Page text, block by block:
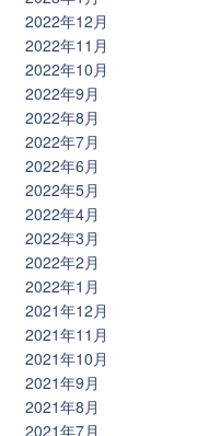
2022年12月
2022年11月
2022年10月
2022年9月
2022年8月
2022年7月
2022年6月
2022年5月
2022年4月
2022年3月
2022年2月
2022年1月
2021年12月
2021年11月
2021年10月
2021年9月
2021年8月
2021年7月